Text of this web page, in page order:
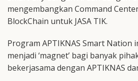
mengembangkan Command
BlockChain untuk JASA TIK.
Program APTIKNAS Smart Nation
menjadi ‘magnet’ bagi banyak
bekerjasama dengan APTIKNAS